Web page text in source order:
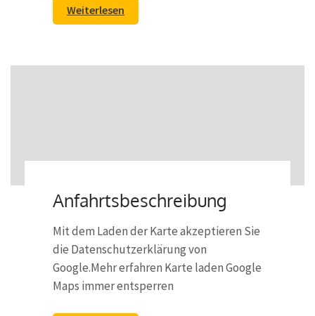
Weiterlesen
Anfahrtsbeschreibung
Mit dem Laden der Karte akzeptieren Sie
die Datenschutzerklärung von
Google.Mehr erfahren Karte laden Google
Maps immer entsperren